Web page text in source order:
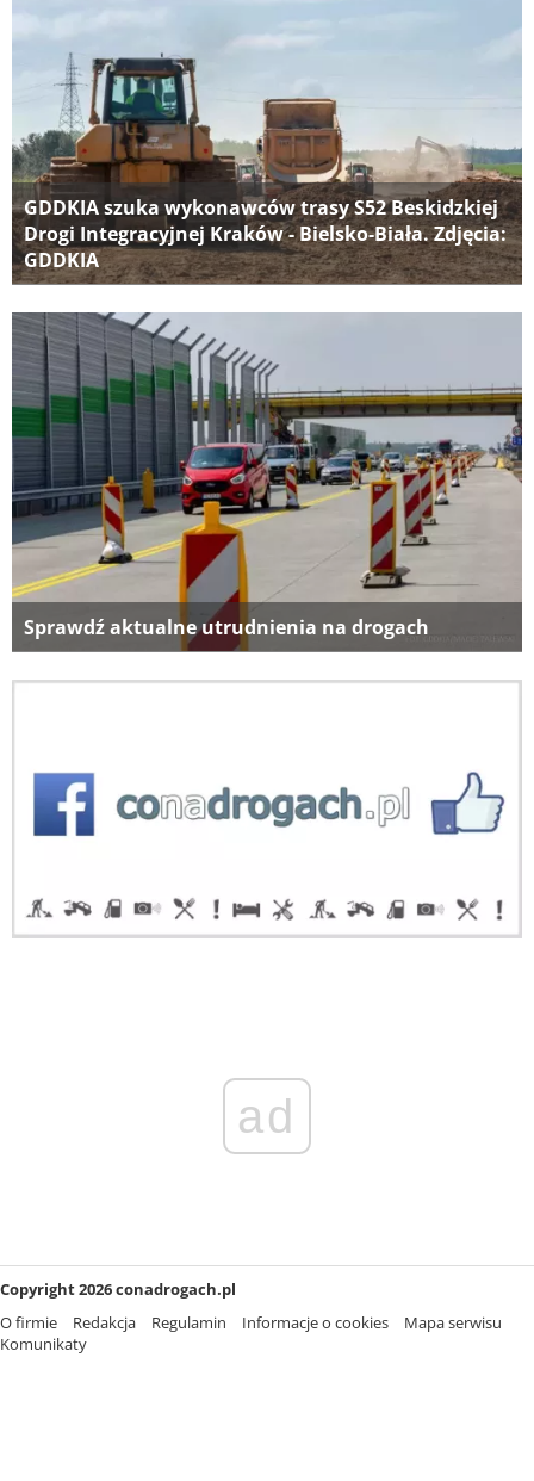
GDDKIA szuka wykonawców trasy S52 Beskidzkiej
Drogi Integracyjnej Kraków - Bielsko-Biała. Zdjęcia:
GDDKIA
Sprawdź aktualne utrudnienia na drogach
ad
Copyright 2026 conadrogach.pl
O firmie
Redakcja Regulamin Informacje o cookies
Mapa serwisu
Komunikaty